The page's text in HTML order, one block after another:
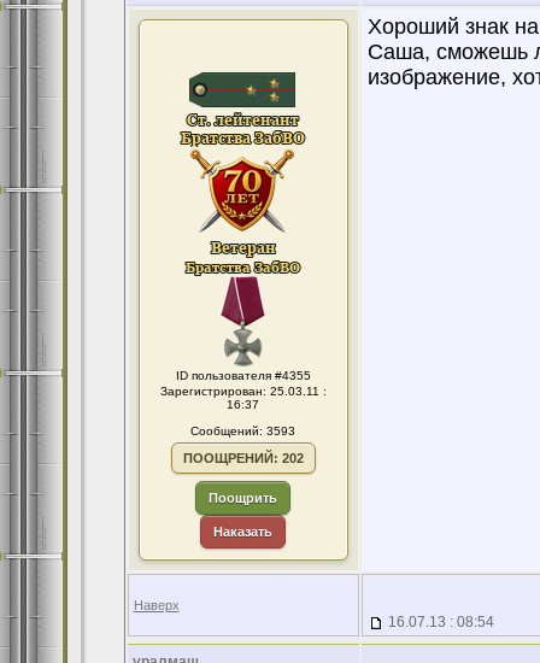
ID пользователя #4355
Зарегистрирован: 25.03.11 :
16:37
Сообщений: 3593
ПООЩРЕНИЙ: 202
Поощрить
Наказать
Хороший знак
Саша, сможешь
изображение,
Наверх
16.07.13 : 08:54